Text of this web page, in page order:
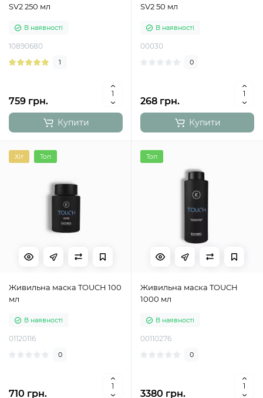
SV2 250 мл
В наявності
10890680
1
759 грн.
Купити
SV2 50 мл
В наявності
00030
0
268 грн.
Купити
Хіт Топ
Живильна маска TOUCH 100
мл
В наявності
01120116
0
710 грн.
Топ
Живильна маска TOUCH
1000 мл
В наявності
00110276
0
3380 грн.